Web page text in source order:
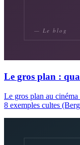
Le gros plan :
Le gros plan au
8 exemples cultes